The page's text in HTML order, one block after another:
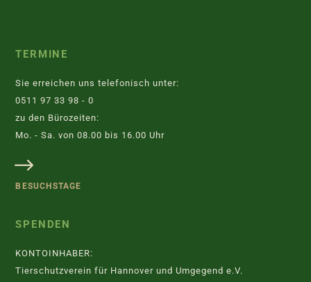
TERMINE
Sie erreichen uns telefonisch unter:
0511 97 33 98 - 0
zu den Bürozeiten:
Mo. - Sa. von 08.00 bis 16.00 Uhr
BESUCHSTAGE
SPENDEN
KONTOINHABER:
Tierschutzverein für Hannover und Umgegend e.V.